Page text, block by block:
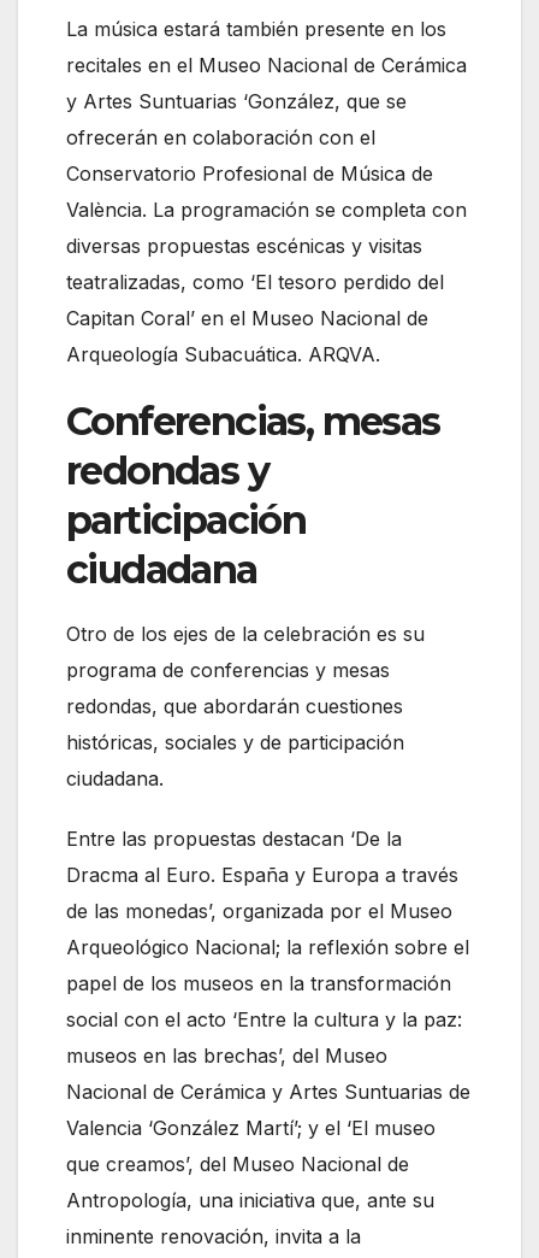
La música estará también presente en los
recitales en el Museo Nacional de Cerámica
y Artes Suntuarias ‘González, que se
ofrecerán en colaboración con el
Conservatorio Profesional de Música de
València. La programación se completa con
diversas propuestas escénicas y visitas
teatralizadas, como ‘El tesoro perdido del
Capitan Coral’ en el Museo Nacional de
Arqueología Subacuática. ARQVA.
Conferencias, mesas
redondas y
participación
ciudadana
Otro de los ejes de la celebración es su
programa de conferencias y mesas
redondas, que abordarán cuestiones
históricas, sociales y de participación
ciudadana.
Entre las propuestas destacan ‘De la
Dracma al Euro. España y Europa a través
de las monedas’, organizada por el Museo
Arqueológico Nacional; la reflexión sobre el
papel de los museos en la transformación
social con el acto ‘Entre la cultura y la paz:
museos en las brechas’, del Museo
Nacional de Cerámica y Artes Suntuarias de
Valencia ‘González Martí’; y el ‘El museo
que creamos’, del Museo Nacional de
Antropología, una iniciativa que, ante su
inminente renovación, invita a la